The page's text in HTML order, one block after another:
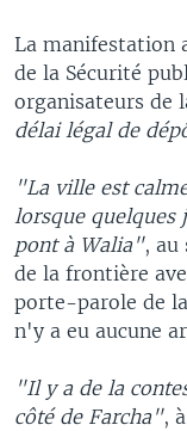
La manifestation
de la Sécurité
organisateurs de
délai légal de
"La ville est
lorsque quelques
pont à Walia", au
de la frontière
porte-parole de
n'y a eu aucune
"Il y a de la
côté de Farcha",